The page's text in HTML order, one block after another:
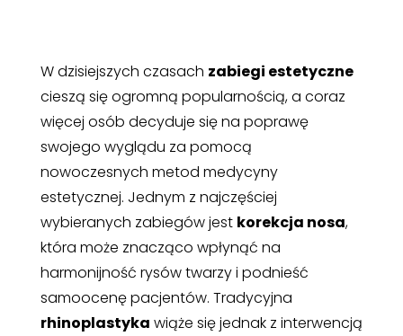
W dzisiejszych czasach zabiegi estetyczne
cieszą się ogromną popularnością, a coraz
więcej osób decyduje się na poprawę
swojego wyglądu za pomocą
nowoczesnych metod medycyny
estetycznej. Jednym z najczęściej
wybieranych zabiegów jest korekcja nosa,
która może znacząco wpłynąć na
harmonijność rysów twarzy i podnieść
samoocenę pacjentów. Tradycyjna
rhinoplastyka wiąże się jednak z interwencją